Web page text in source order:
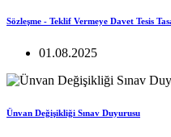
Sözleşme - Teklif Vermeye Davet Tesis
01.08.2025
Ünvan Değişikliği Sınav Duyurusu